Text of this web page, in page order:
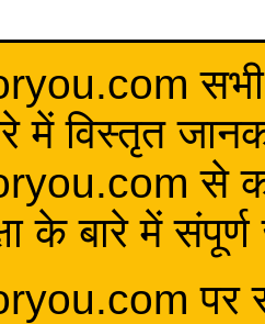
सभी
में विस्तृत
से कोई
के बारे में
पर